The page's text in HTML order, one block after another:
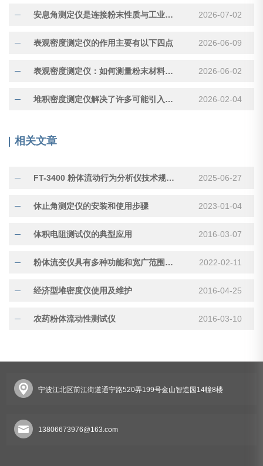
安息角测定仪是连接粉末性质与工业应用的重要工具 2026-07-02
表观密度测定仪的作用主要有以下四点 2026-06-09
表观密度测定仪：如何测量粉末材料的“真实体积” 2026-06-02
堆积密度测定仪解决了许多可能引入误差的因素 2026-02-04
相关文章
FT-3400 粉体流动行为分析仪技术规格与应用方案 2025-06-27
休止角测定仪的安装和使用步骤 2023-01-04
体积电阻测试仪的典型应用 2016-03-07
粉体流变仪具有多种功能和宽广范围的剪切速率容量 2022-02-11
经济型堆密度仪使用及维护 2016-04-25
农药粉体流动性测试仪 2016-03-10
宁波江北区前江街道通宁路520弄199号金山智造园14幢8楼
13806673976@163.com